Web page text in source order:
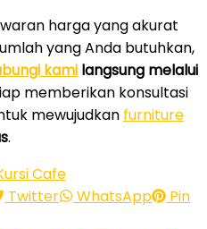
harga yang akurat
yang Anda butuhkan,
kami langsung melalui
memberikan konsultasi
mewujudkan furniture
.
Twitter WhatsApp
Pin